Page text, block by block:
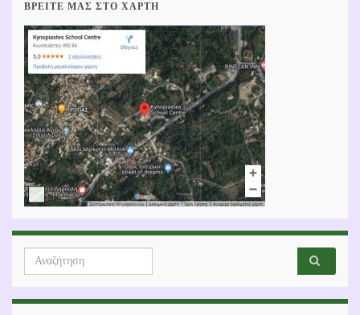
ΒΡΕΊΤΕ ΜΑΣ ΣΤΟ ΧΆΡΤΗ
Search